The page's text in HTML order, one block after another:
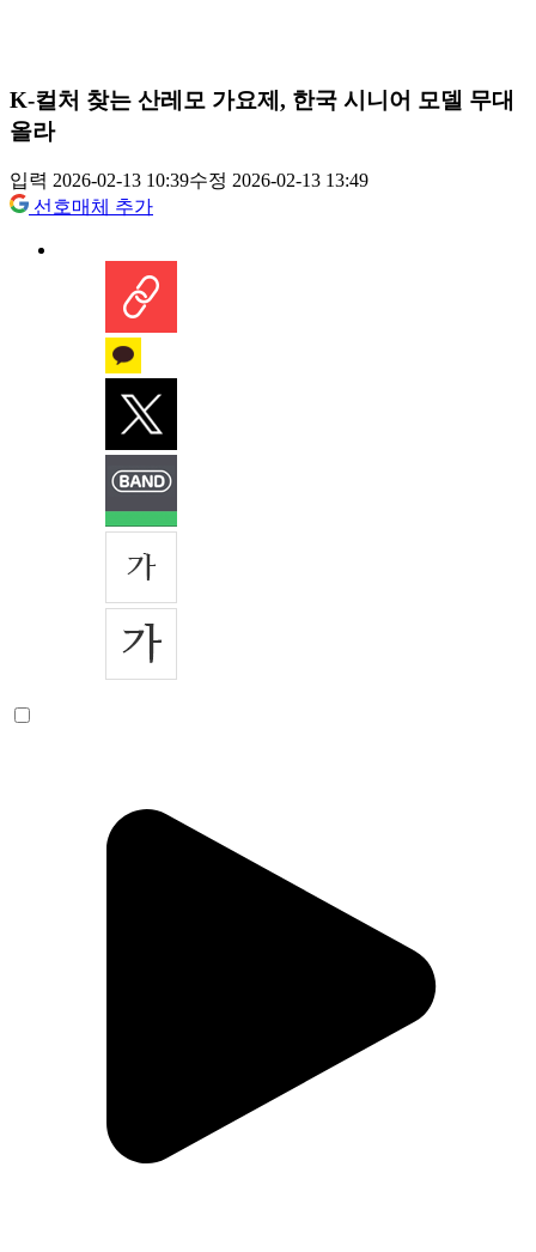
K-컬처 찾는 산레모 가요제, 한국 시니어 모델 무대
올라
입력 2026-02-13 10:39수정 2026-02-13 13:49
선호매체 추가